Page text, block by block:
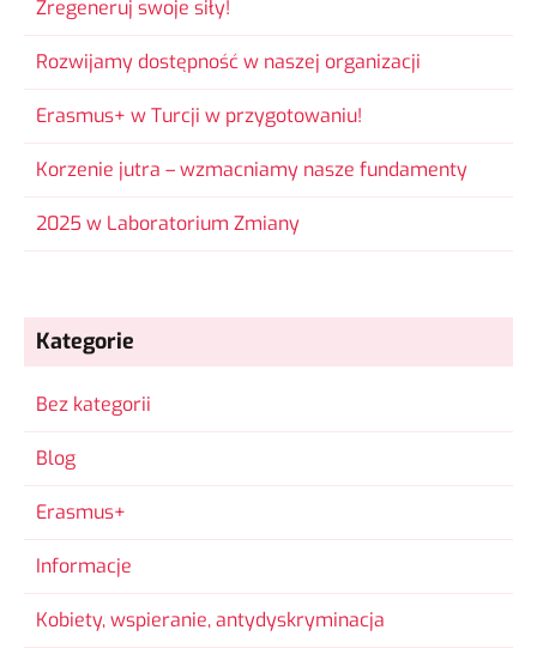
Zregeneruj swoje siły!
Rozwijamy dostępność w naszej organizacji
Erasmus+ w Turcji w przygotowaniu!
Korzenie jutra – wzmacniamy nasze fundamenty
2025 w Laboratorium Zmiany
Kategorie
Bez kategorii
Blog
Erasmus+
Informacje
Kobiety, wspieranie, antydyskryminacja